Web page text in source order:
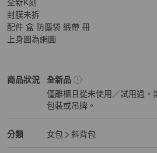
關於（全新K刻💕）Hermes 愛馬仕
全新K刻
封膜未拆
配件 盒 防塵袋 緞帶 冊
上身圖為網圖
商品狀況
Hermès女包商品狀態與細節
全新品
僅離櫃且從未使用／試用過。
包裝或吊牌。
分類
Hermès 女包分類資訊
女包
斜背包